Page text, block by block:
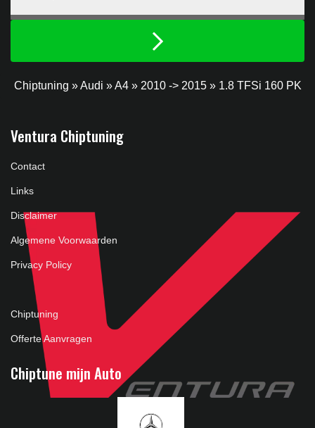
Chiptuning »Audi »A4» 2010 -> 2015» 1.8 TFSi 160 PK
Ventura Chiptuning
Contact
Links
Disclaimer
Algemene Voorwaarden
Privacy Policy
Chiptuning
Offerte Aanvragen
Chiptune mijn Auto